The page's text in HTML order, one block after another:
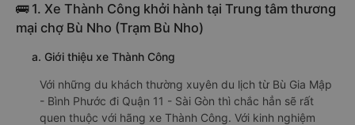
🚌 1. Xe Thành Công khởi hành tại Trung tâm thương
mại chợ Bù Nho (Trạm Bù Nho)
a. Giới thiệu xe Thành Công
Với những du khách thường xuyên du lịch từ Bù Gia Mập
- Bình Phước đi Quận 11 - Sài Gòn thì chắc hẳn sẽ rất
quen thuộc với hãng xe Thành Công. Với kinh nghiệm